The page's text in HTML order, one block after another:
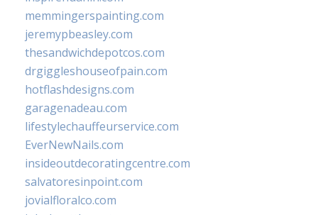
memmingerspainting.com
jeremypbeasley.com
thesandwichdepotcos.com
drgiggleshouseofpain.com
hotflashdesigns.com
garagenadeau.com
lifestylechauffeurservice.com
EverNewNails.com
insideoutdecoratingcentre.com
salvatoresinpoint.com
jovialfloralco.com